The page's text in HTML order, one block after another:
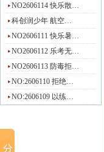
NO2606114 快乐散…
科创润少年 航空…
NO2606111 快乐暑…
NO2606112 乐考无…
NO2606113 防毒拒…
NO:2606110 拒绝…
NO:2606109 以练…